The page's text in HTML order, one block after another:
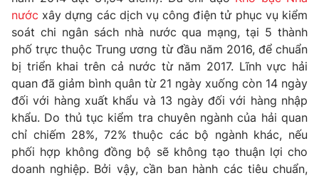
Tư vấn
Chuyên mục khác
Emagazine Podcast
Photo Infographic
Video Shorts video
nước xây dựng các dịch vụ công điện tử phục vụ kiểm
soát chi ngân sách nhà nước qua mạng, tại 5 thành
phố trực thuộc Trung ương từ đầu năm 2016, để chuẩn
bị triển khai trên cả nước từ năm 2017. Lĩnh vực hải
quan đã giảm bình quân từ 21 ngày xuống còn 14 ngày
đối với hàng xuất khẩu và 13 ngày đối với hàng nhập
khẩu. Do thủ tục kiểm tra chuyên ngành của hải quan
chỉ chiếm 28%, 72% thuộc các bộ ngành khác, nếu
phối hợp không đồng bộ sẽ không tạo thuận lợi cho
doanh nghiệp. Bởi vậy, cần ban hành các tiêu chuẩn,